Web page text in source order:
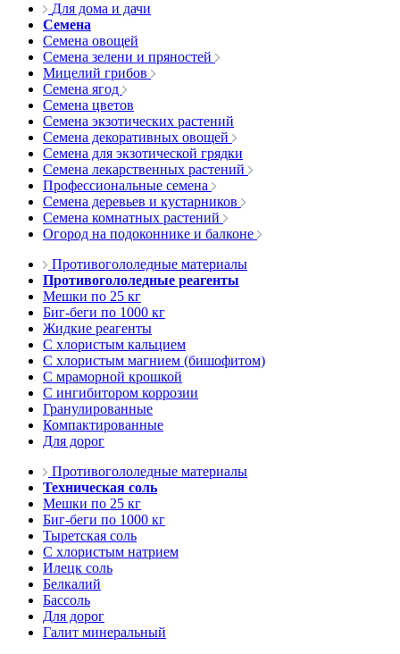
Для дома и дачи
Семена
Семена овощей
Семена зелени и пряностей
Мицелий грибов
Семена ягод
Семена цветов
Семена экзотических растений
Семена декоративных овощей
Семена для экзотической грядки
Семена лекарственных растений
Профессиональные семена
Семена деревьев и кустарников
Семена комнатных растений
Огород на подоконнике и балконе
Противогололедные материалы
Противогололедные реагенты
Мешки по 25 кг
Биг-беги по 1000 кг
Жидкие реагенты
С хлористым кальцием
С хлористым магнием (бишофитом)
С мраморной крошкой
С ингибитором коррозии
Гранулированные
Компактированные
Для дорог
Противогололедные материалы
Техническая соль
Мешки по 25 кг
Биг-беги по 1000 кг
Тыретская соль
С хлористым натрием
Илецк соль
Белкалий
Бассоль
Для дорог
Галит минеральный